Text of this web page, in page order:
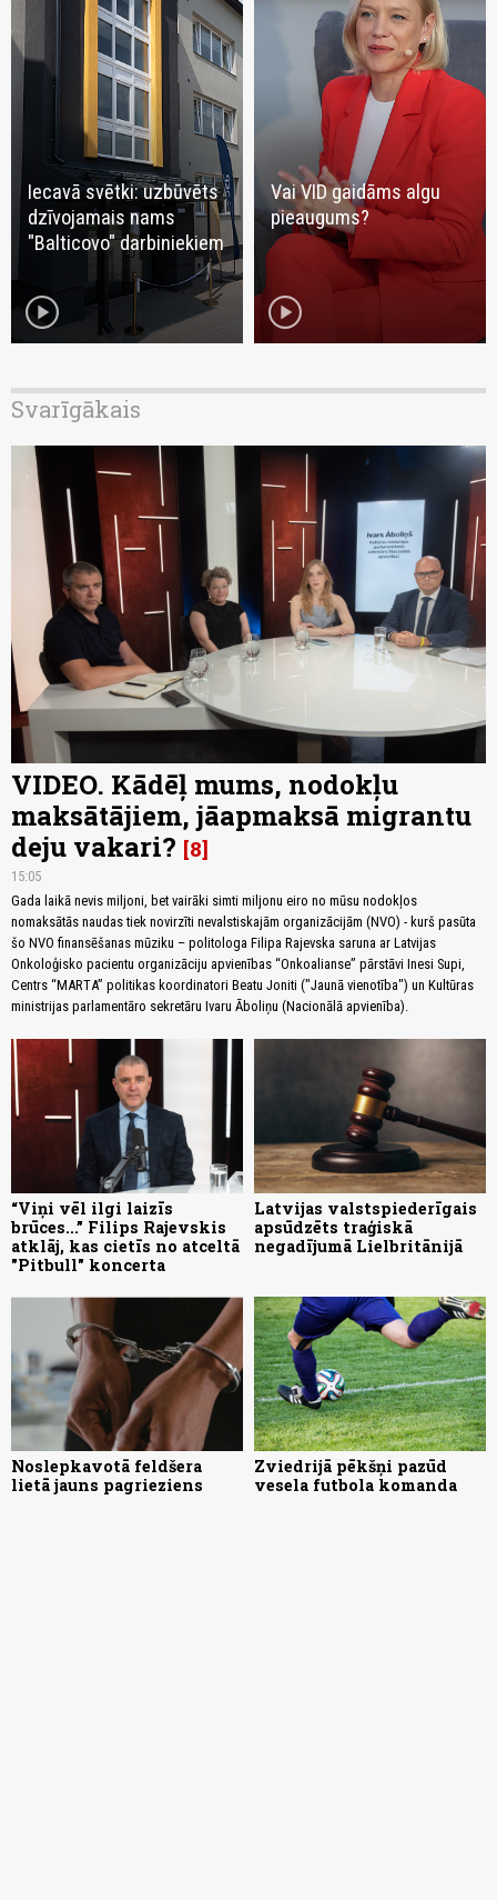
Iecavā svētki: uzbūvēts
dzīvojamais nams
"Balticovo" darbiniekiem
play_circle
Vai VID gaidāms algu
pieaugums?
play_circle
Svarīgākais
VIDEO. Kādēļ mums, nodokļu
maksātājiem, jāapmaksā migrantu
deju vakari? 8
15:05
Gada laikā nevis miljoni, bet vairāki simti miljonu eiro no mūsu nodokļos
nomaksātās naudas tiek novirzīti nevalstiskajām organizācijām (NVO) - kurš pasūta
šo NVO finansēšanas mūziku – politologa Filipa Rajevska saruna ar Latvijas
Onkoloģisko pacientu organizāciju apvienības “Onkoalianse” pārstāvi Inesi Supi,
Centrs “MARTA” politikas koordinatori Beatu Joniti ("Jaunā vienotība") un Kultūras
ministrijas parlamentāro sekretāru Ivaru Āboliņu (Nacionālā apvienība).
“Viņi vēl ilgi laizīs
brūces...” Filips Rajevskis
atklāj, kas cietīs no atceltā
"Pitbull" koncerta
Latvijas valstspiederīgais
apsūdzēts traģiskā
negadījumā Lielbritānijā
Noslepkavotā feldšera
lietā jauns pagrieziens
Zviedrijā pēkšņi pazūd
vesela futbola komanda